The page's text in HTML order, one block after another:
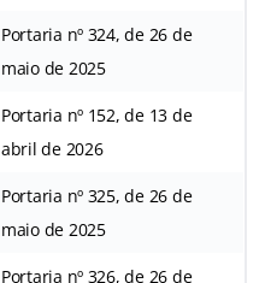
Portaria nº 324, de 26 de
maio de 2025
Portaria nº 152, de 13 de
abril de 2026
Portaria nº 325, de 26 de
maio de 2025
Portaria nº 326, de 26 de